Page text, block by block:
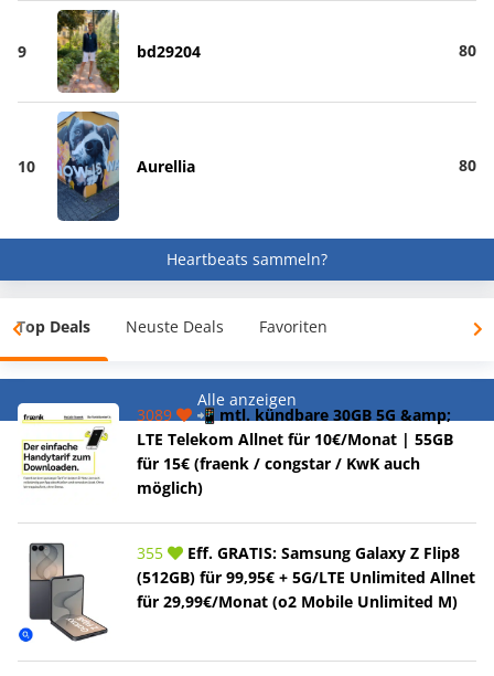
9 bd29204 80
10 Aurellia 80
Heartbeats sammeln?
Top Deals Neuste Deals Favoriten
Alle anzeigen
3089
📲 mtl. kündbare 30GB 5G &amp;
LTE Telekom Allnet für 10€/Monat | 55GB
für 15€ (fraenk / congstar / KwK auch
möglich)
355
Eff. GRATIS: Samsung Galaxy Z Flip8
(512GB) für 99,95€ + 5G/LTE Unlimited Allnet
für 29,99€/Monat (o2 Mobile Unlimited M)